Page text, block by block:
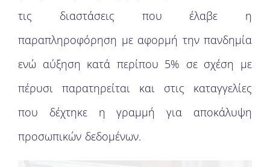
τις διαστάσεις που έλαβε η
παραπληροφόρηση με αφορμή την πανδημία
ενώ αύξηση κατά περίπου 5% σε σχέση με
πέρυσι παρατηρείται και στις καταγγελίες
που δέχτηκε η γραμμή για αποκάλυψη
προσωπικών δεδομένων.